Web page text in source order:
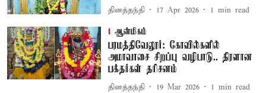
தினத்தந்தி 17 Apr 2026 1 min read
ஆன்மிகம்
பரமத்திவேலூர்: கோவில்களில்
அமாவாசை சிறப்பு வழிபாடு.. திரளான
பக்தர்கள் தரிசனம்
தினத்தந்தி 19 Mar 2026 1 min read